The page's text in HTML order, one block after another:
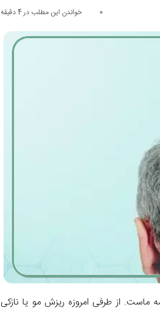
0 خواندن این مطلب در 4 دقیقه
از طرفی امروزه ریزش مو یا نازکی